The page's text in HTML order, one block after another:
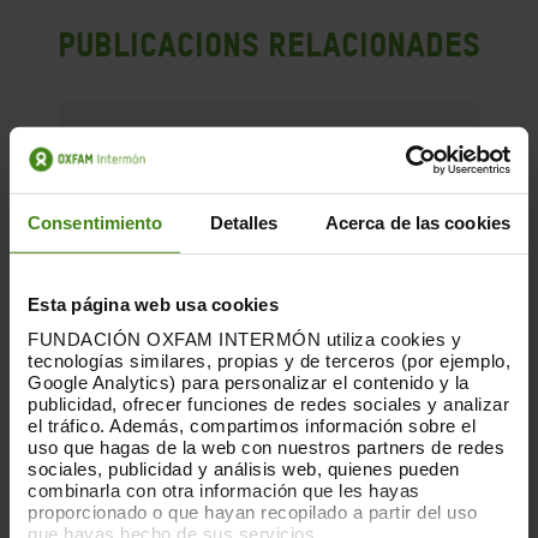
Consentimiento Detalles Acerca de las cookies
Esta página web usa cookies
FUNDACIÓN OXFAM INTERMÓN utiliza cookies y
tecnologías similares, propias y de terceros (por ejemplo,
Google Analytics) para personalizar el contenido y la
publicidad, ofrecer funciones de redes sociales y analizar
el tráfico. Además, compartimos información sobre el
uso que hagas de la web con nuestros partners de redes
sociales, publicidad y análisis web, quienes pueden
combinarla con otra información que les hayas
proporcionado o que hayan recopilado a partir del uso
que hayas hecho de sus servicios.
Publicacions Relacionades